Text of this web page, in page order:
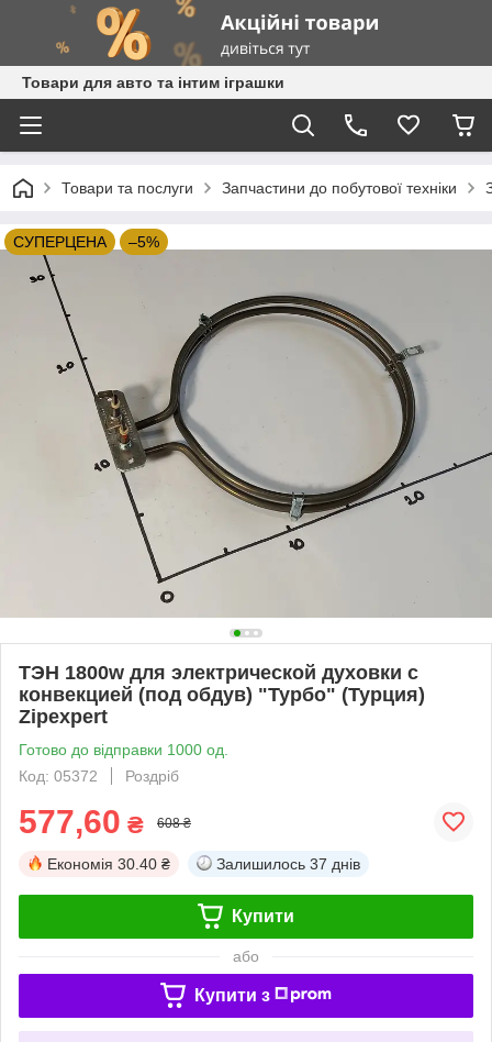
Товари для авто та інтим іграшки
Товари та послуги Запчастини до побутової техніки
СУПЕРЦЕНА –5%
ТЭН 1800w для электрической духовки с
конвекцией (под обдув) "Турбо" (Турция)
Zipexpert
Готово до відправки 1000 од.
Код: 05372
Роздріб
577,60 ₴ 608 ₴
Економія 30.40 ₴ Залишилось 37 днів
Купити
або
Купити з